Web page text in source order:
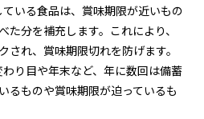
ている食品は、賞味期限が近いもの
分を補充します。これにより、
され、賞味期限切れを防げます。
わり目や年末など、年に数回は備蓄
るものや賞味期限が迫っているも